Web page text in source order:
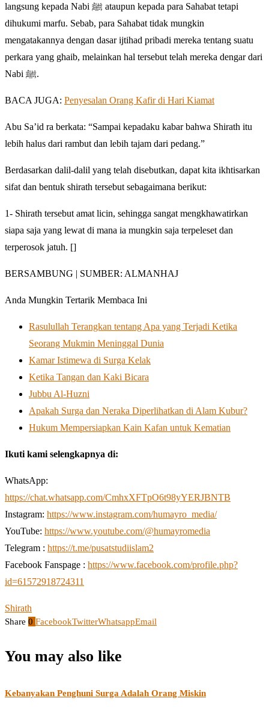
langsung kepada Nabi ﷺ ataupun kepada para Sahabat tetapi
dihukumi marfu. Sebab, para Sahabat tidak mungkin
mengatakannya dengan dasar ijtihad pribadi mereka tentang suatu
perkara yang ghaib, melainkan hal tersebut telah mereka dengar dari
Nabi ﷺ.
BACA JUGA: Penyesalan Orang Kafir di Hari Kiamat
Abu Sa’id ra berkata: “Sampai kepadaku kabar bahwa Shirath itu
lebih halus dari rambut dan lebih tajam dari pedang.”
Berdasarkan dalil-dalil yang telah disebutkan, dapat kita ikhtisarkan
sifat dan bentuk shirath tersebut sebagaimana berikut:
1- Shirath tersebut amat licin, sehingga sangat mengkhawatirkan
siapa saja yang lewat di mana ia mungkin saja terpeleset dan
terperosok jatuh. []
BERSAMBUNG | SUMBER: ALMANHAJ
Anda Mungkin Tertarik Membaca Ini
Rasulullah Terangkan tentang Apa yang Terjadi Ketika
Seorang Mukmin Meninggal Dunia
Kamar Istimewa di Surga Kelak
Ketika Tangan dan Kaki Bicara
Jubbu Al-Huzni
Apakah Surga dan Neraka Diperlihatkan di Alam Kubur?
Hukum Mempersiapkan Kain Kafan untuk Kematian
Ikuti kami selengkapnya di:
WhatsApp:
https://chat.whatsapp.com/CmhxXFTpO6t98yYERJBNTB
Instagram: https://www.instagram.com/humayro_media/
YouTube: https://www.youtube.com/@humayromedia
Telegram : https://t.me/pusatstudiislam2
Facebook Fanspage : https://www.facebook.com/profile.php?
id=61572918724311
Shirath
Share 0 FacebookTwitterWhatsappEmail
You may also like
Kebanyakan Penghuni Surga Adalah Orang Miskin